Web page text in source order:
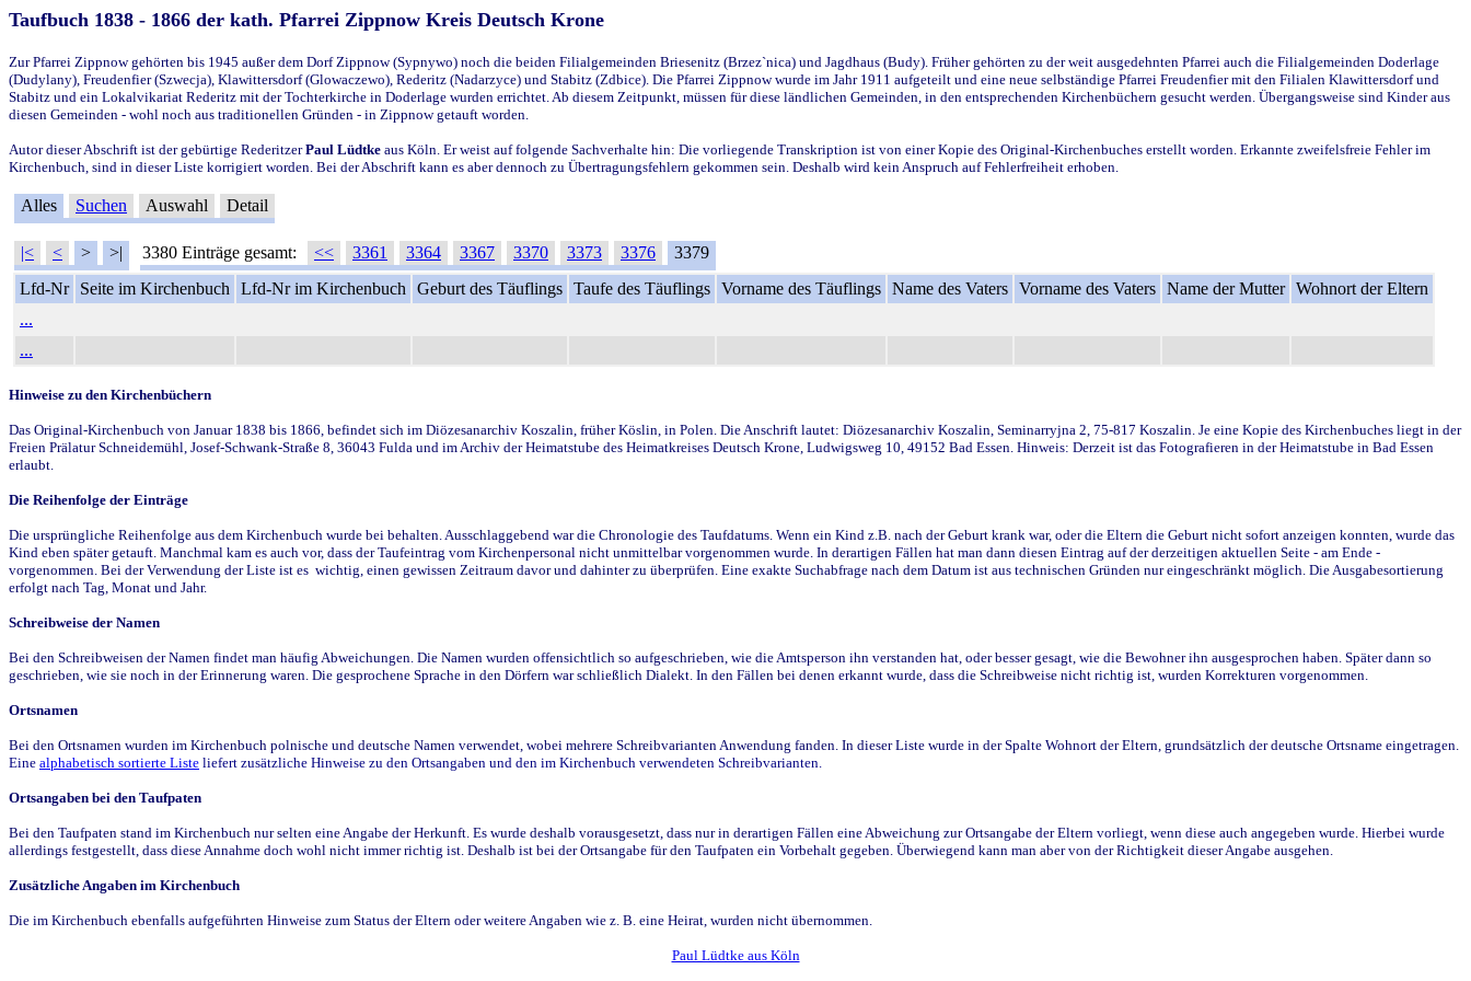
Taufbuch 1838 - 1866 der kath. Pfarrei Zippnow Kreis Deutsch Krone
Zur Pfarrei Zippnow gehörten bis 1945 außer dem Dorf Zippnow (Sypnywo) noch die beiden Filialgemeinden Briesenitz (Brzez`nica) und Jagdhaus (Budy). Früher gehörten zu der weit ausgedehnten Pfarrei auch die Filialgemeinden Doderlage
(Dudylany), Freudenfier (Szwecja), Klawittersdorf (Glowaczewo), Rederitz (Nadarzyce) und Stabitz (Zdbice). Die Pfarrei Zippnow wurde im Jahr 1911 aufgeteilt und eine neue selbständige Pfarrei Freudenfier mit den Filialen Klawittersdorf und
Stabitz und ein Lokalvikariat Rederitz mit der Tochterkirche in Doderlage wurden errichtet. Ab diesem Zeitpunkt, müssen für diese ländlichen Gemeinden, in den entsprechenden Kirchenbüchern gesucht werden. Übergangsweise sind Kinder aus
diesen Gemeinden - wohl noch aus traditionellen Gründen - in Zippnow getauft worden.
Autor dieser Abschrift ist der gebürtige RederitzerPaul Lüdtke aus Köln. Er weist auf folgende Sachverhalte hin: Die vorliegende Transkription ist von einer Kopie des Original-Kirchenbuches erstellt worden. Erkannte zweifelsfreie Fehler im
Kirchenbuch, sind in dieser Liste korrigiert worden. Bei der Abschrift kann es aber dennoch zu Übertragungsfehlern gekommen sein. Deshalb wird kein Anspruch auf Fehlerfreiheit erhoben.
Alles Suchen Auswahl Detail
|< < > >| 3380 Einträge gesamt: << 3361 3364 3367 3370 3373 3376
3379
Lfd-Nr
Seite im Kirchenbuch Lfd-Nr im Kirchenbuch Geburt des Täuflings Taufe des Täuflings Vorname des Täuflings Name des Vaters Vorname des Vaters Name der Mutter Wohnort der Eltern
...
...
Hinweise zu den Kirchenbüchern
Das Original-Kirchenbuch von Januar 1838 bis 1866, befindet sich im Diözesanarchiv Koszalin, früher Köslin, in Polen. Die Anschrift lautet: Diözesanarchiv Koszalin, Seminarryjna 2, 75-817 Koszalin. Je eine Kopie des Kirchenbuches liegt in der
Freien Prälatur Schneidemühl, Josef-Schwank-Straße 8, 36043 Fulda und im Archiv der Heimatstube des Heimatkreises Deutsch Krone, Ludwigsweg 10, 49152 Bad Essen. Hinweis: Derzeit ist das Fotografieren in der Heimatstube in Bad Essen
erlaubt.
Die Reihenfolge der Einträge
Die ursprüngliche Reihenfolge aus dem Kirchenbuch wurde bei behalten. Ausschlaggebend war die Chronologie des Taufdatums. Wenn ein Kind z.B. nach der Geburt krank war, oder die Eltern die Geburt nicht sofort anzeigen konnten, wurde das
Kind eben später getauft. Manchmal kam es auch vor, dass der Taufeintrag vom Kirchenpersonal nicht unmittelbar vorgenommen wurde. In derartigen Fällen hat man dann diesen Eintrag auf der derzeitigen aktuellen Seite - am Ende -
vorgenommen. Bei der Verwendung der Liste ist es wichtig, einen gewissen Zeitraum davor und dahinter zu überprüfen. Eine exakte Suchabfrage nach dem Datum ist aus technischen Gründen nur eingeschränkt möglich. Die Ausgabesortierung
erfolgt nach Tag, Monat und Jahr.
Schreibweise der Namen
Bei den Schreibweisen der Namen findet man häufig Abweichungen. Die Namen wurden offensichtlich so aufgeschrieben, wie die Amtsperson ihn verstanden hat, oder besser gesagt, wie die Bewohner ihn ausgesprochen haben. Später dann so
geschrieben, wie sie noch in der Erinnerung waren. Die gesprochene Sprache in den Dörfern war schließlich Dialekt. In den Fällen bei denen erkannt wurde, dass die Schreibweise nicht richtig ist, wurden Korrekturen vorgenommen.
Ortsnamen
Bei den Ortsnamen wurden im Kirchenbuch polnische und deutsche Namen verwendet, wobei mehrere Schreibvarianten Anwendung fanden. In dieser Liste wurde in der Spalte Wohnort der Eltern, grundsätzlich der deutsche Ortsname eingetragen.
Eine alphabetisch sortierte Liste liefert zusätzliche Hinweise zu den Ortsangaben und den im Kirchenbuch verwendeten Schreibvarianten.
Ortsangaben bei den Taufpaten
Bei den Taufpaten stand im Kirchenbuch nur selten eine Angabe der Herkunft. Es wurde deshalb vorausgesetzt, dass nur in derartigen Fällen eine Abweichung zur Ortsangabe der Eltern vorliegt, wenn diese auch angegeben wurde. Hierbei wurde
allerdings festgestellt, dass diese Annahme doch wohl nicht immer richtig ist. Deshalb ist bei der Ortsangabe für den Taufpaten ein Vorbehalt gegeben. Überwiegend kann man aber von der Richtigkeit dieser Angabe ausgehen.
Zusätzliche Angaben im Kirchenbuch
Die im Kirchenbuch ebenfalls aufgeführten Hinweise zum Status der Eltern oder weitere Angaben wie z. B. eine Heirat, wurden nicht übernommen.
Paul Lüdtke aus Köln